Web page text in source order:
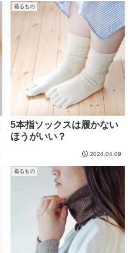
着るもの
5本指ソックスは履かない
ほうがいい？
2024.04.09
着るもの